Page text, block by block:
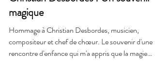
Christian Desbordes : Un souvenir
magique
Hommage à Christian Desbordes, musicien,